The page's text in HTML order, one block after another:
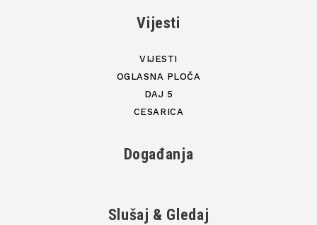
Vijesti
VIJESTI
OGLASNA PLOČA
DAJ 5
CESARICA
Događanja
Slušaj & Gledaj